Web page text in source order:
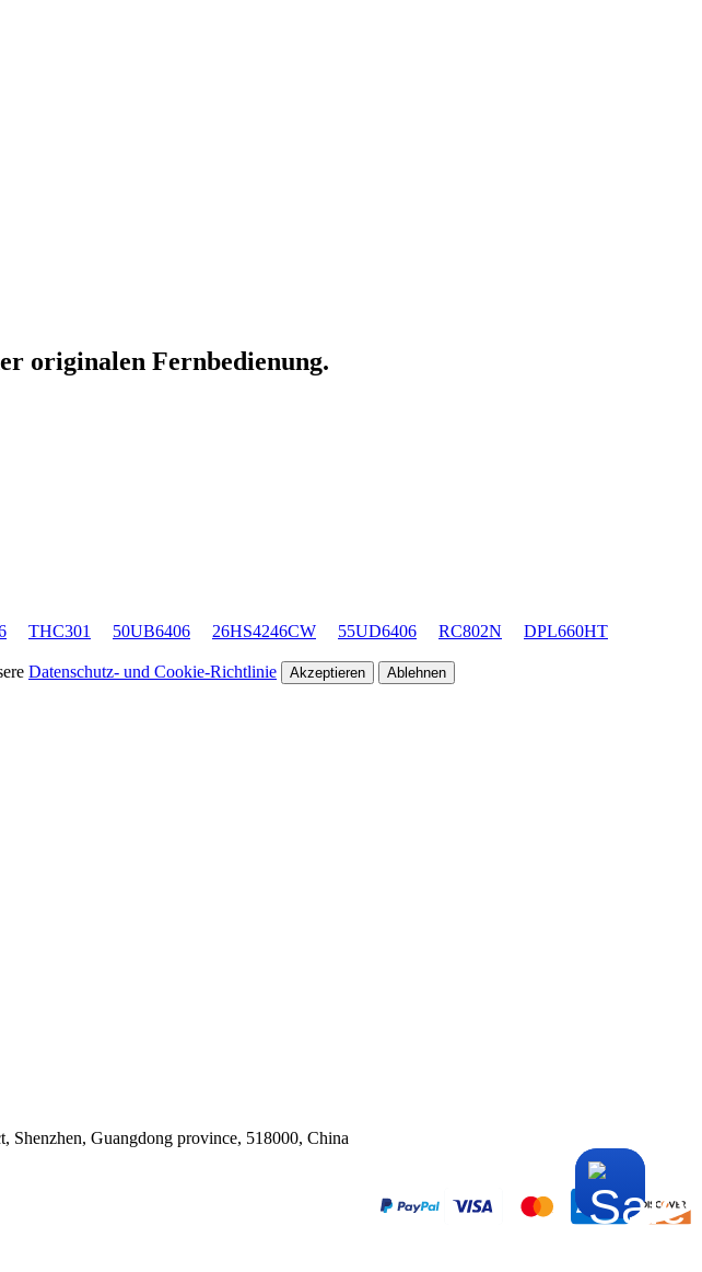
originalen Fernbedienung.
THC301 50UB6406 26HS4246CW 55UD6406 RC802N
DPL660HT
Datenschutz- und Cookie-Richtlinie Akzeptieren Ablehnen
Guangdong province, 518000, China